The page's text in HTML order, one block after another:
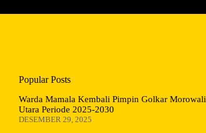
Popular Posts
Warda Mamala Kembali Pimpin Golkar Morowali
Utara Periode 2025-2030
DESEMBER 29, 2025